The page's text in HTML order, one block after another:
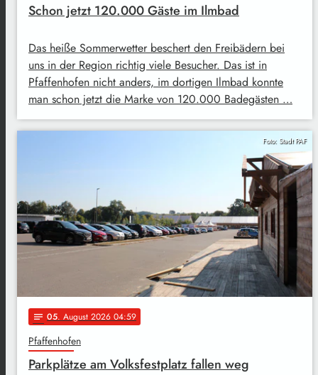
Schon jetzt 120.000 Gäste im Ilmbad
Das heiße Sommerwetter beschert den Freibädern bei
uns in der Region richtig viele Besucher. Das ist in
Pfaffenhofen nicht anders, im dortigen Ilmbad konnte
man schon jetzt die Marke von 120.000 Badegästen …
Foto: Stadt PAF
notes 05. August 2026 04:59
Pfaffenhofen
Parkplätze am Volksfestplatz fallen weg